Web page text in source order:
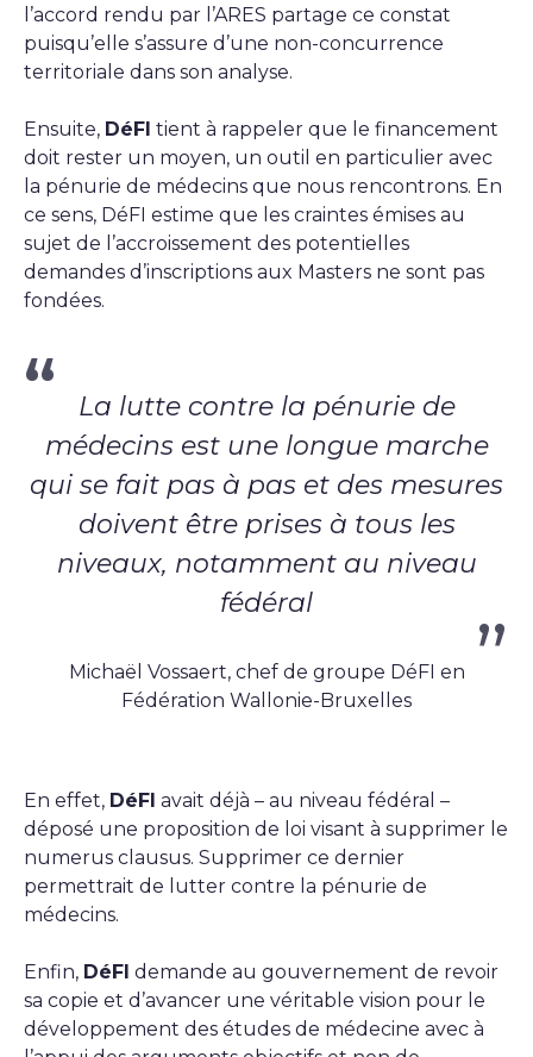
l’accord rendu par l’ARES partage ce constat
puisqu’elle s’assure d’une non-concurrence
territoriale dans son analyse.
Ensuite, DéFI tient à rappeler que le financement
doit rester un moyen, un outil en particulier avec
la pénurie de médecins que nous rencontrons. En
ce sens, DéFI estime que les craintes émises au
sujet de l’accroissement des potentielles
demandes d’inscriptions aux Masters ne sont pas
fondées.
La lutte contre la pénurie de
médecins est une longue marche
qui se fait pas à pas et des mesures
doivent être prises à tous les
niveaux, notamment au niveau
fédéral
Michaël Vossaert, chef de groupe DéFI en
Fédération Wallonie-Bruxelles
En effet, DéFI avait déjà – au niveau fédéral –
déposé une proposition de loi visant à supprimer le
numerus clausus. Supprimer ce dernier
permettrait de lutter contre la pénurie de
médecins.
Enfin, DéFI demande au gouvernement de revoir
sa copie et d’avancer une véritable vision pour le
développement des études de médecine avec à